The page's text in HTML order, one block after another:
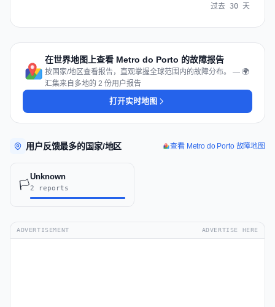
过去 30 天
在世界地图上查看 Metro do Porto 的故障报告
按国家/地区查看报告，直观掌握全球范围内的故障分布。 — 🌍
汇集来自多地的 2 份用户报告
打开实时地图
用户反馈最多的国家/地区 查看 Metro do Porto 故障地图
🏳️
Unknown
2 reports
ADVERTISEMENT ADVERTISE HERE